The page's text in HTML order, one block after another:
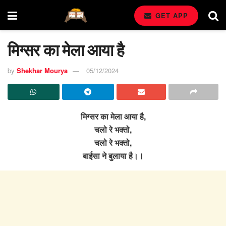
GET APP
मिग्सर का मेला आया है
by Shekhar Mourya 05/12/2024
मिग्सर का मेला आया है,
चलो रे भक्तो,
चलो रे भक्तो,
बाईसा ने बुलाया है।।